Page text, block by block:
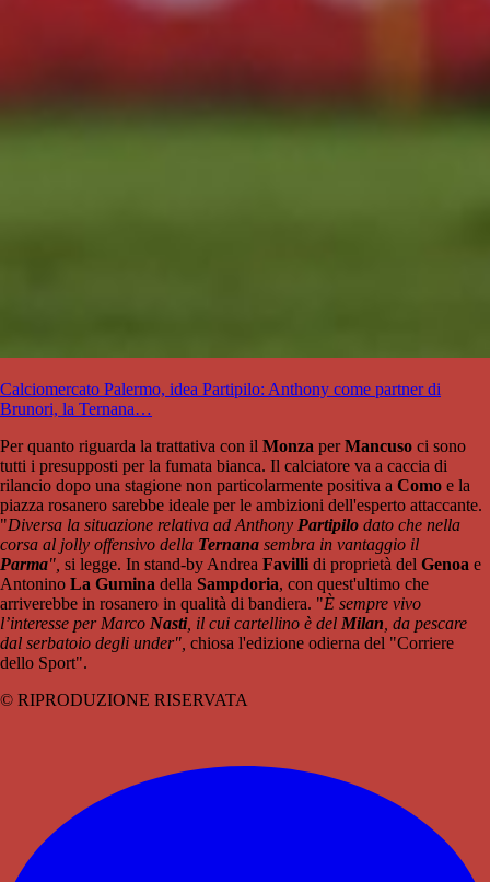
Calciomercato Palermo, idea Partipilo: Anthony come partner di
Brunori, la Ternana…
Per quanto riguarda la trattativa con il Monza perMancuso ci sono
tutti i presupposti per la fumata bianca. Il calciatore va a caccia di
rilancio dopo una stagione non particolarmente positiva a Como e la
piazza rosanero sarebbe ideale per le ambizioni dell'esperto attaccante.
"Diversa la situazione relativa ad Anthony Partipilo dato che nella
corsa al jolly offensivo della Ternana sembra in vantaggio il
Parma", si legge. In stand-by Andrea Favilli di proprietà del Genoa e
Antonino La Gumina della Sampdoria, con quest'ultimo che
arriverebbe in rosanero in qualità di bandiera. "È sempre vivo
l’interesse per Marco Nasti, il cui cartellino è del Milan, da pescare
dal serbatoio degli under", chiosa l'edizione odierna del "Corriere
dello Sport".
© RIPRODUZIONE RISERVATA